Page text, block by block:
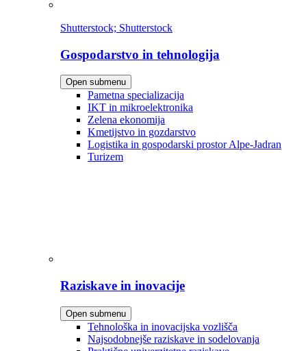
Shutterstock; Shutterstock
Gospodarstvo in tehnologija
Open submenu
Pametna specializacija
IKT in mikroelektronika
Zelena ekonomija
Kmetijstvo in gozdarstvo
Logistika in gospodarski prostor Alpe-Jadran
Turizem
Raziskave in inovacije
Open submenu
Tehnološka in inovacijska vozlišča
Najsodobnejše raziskave in sodelovanja